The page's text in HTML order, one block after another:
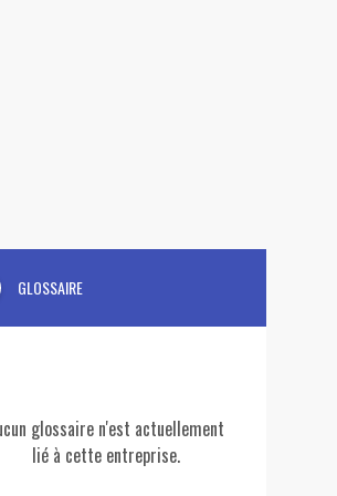
GLOSSAIRE
glossaire n'est actuellement
lié à cette entreprise.